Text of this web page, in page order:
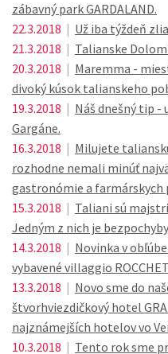
zábavný park GARDALAND.
22.3.2018 | Už iba týždeň
21.3.2018 | Talianske
20.3.2018 | Maremma -
divoký kúsok talianskeho
19.3.2018 | Náš dnešný tip -
Gargáne.
16.3.2018 | Milujete
rozhodne nemali minúť
gastronómie a farmárskych
15.3.2018 | Taliani sú
Jedným z nich je
14.3.2018 | Novinka v
vybavené villaggio
13.3.2018 | Novo sme do
štvorhviezdičkový hotel
najznámejších hotelov vo
10.3.2018 | Tento rok sme